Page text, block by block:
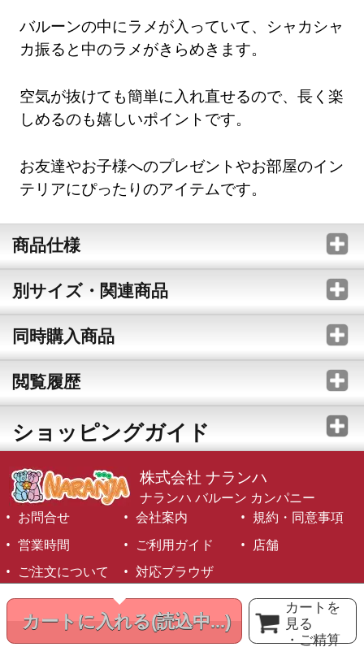
カートに入れる(読込中...)
カートを
見る
・ご精算
バルーンの中にラメが入っていて、シャカシャ
カ振ると中のラメがきらめきます。
空気が抜けても簡単に入れ直せるので、長く楽
しめるのも嬉しいポイントです。
お友達やお子様へのプレゼントやお部屋のイン
テリアにぴったりのアイテムです。
商品仕様
別サイズ・関連商品
同時購入商品
閲覧履歴
ショッピングガイド
株式会社 ナランハ
ナランハ バルーン カンパニー
お問合せ
会社案内
規約・同意事項
営業時間
ご利用ガイド
店舗
ご注文について
対応ブラウザ
©1999-2026 NARANJA Inc. All Rights Reserved.